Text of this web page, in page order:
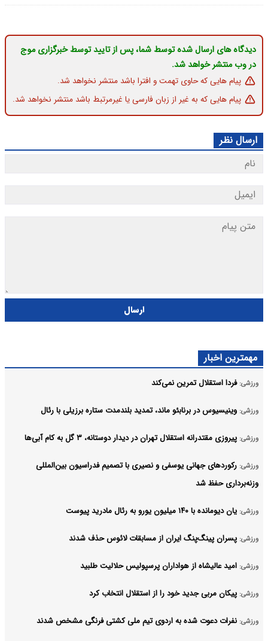
دیدگاه های ارسال شده توسط شما، پس از تایید توسط خبرگزاری موج
در وب منتشر خواهد شد.
پیام هایی که حاوی تهمت و افترا باشد منتشر نخواهد شد.
پیام هایی که به غیر از زبان فارسی یا غیرمرتبط باشد منتشر نخواهد شد.
ارسال نظر
ارسال
مهمترین اخبار
ورزشی: فردا استقلال تمرین نمی‌کند
ورزشی: وینیسیوس در برنابئو ماند، تمدید بلندمدت ستاره برزیلی با رئال
ورزشی: پیروزی مقتدرانه استقلال تهران در دیدار دوستانه، ۳ گل به کام آبی‌ها
ورزشی: رکوردهای جهانی یوسفی و نصیری با تصمیم فدراسیون بین‌المللی
وزنه‌برداری حفظ شد
ورزشی: یان دیومانده با ۱۴۰ میلیون یورو به رئال مادرید پیوست
ورزشی: پسران پینگ‌پنگ ایران از مسابقات لائوس حذف شدند
ورزشی: امید عالیشاه از هواداران پرسپولیس حلالیت طلبید
ورزشی: پیکان مربی جدید خود را از استقلال انتخاب کرد
ورزشی: نفرات دعوت شده به اردوی تیم ملی کشتی فرنگی مشخص شدند